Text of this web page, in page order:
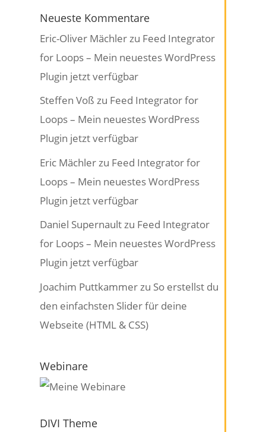
Neueste Kommentare
Eric-Oliver Mächlerzu Feed Integrator
for Loops – Mein neuestes WordPress
Plugin jetzt verfügbar
Steffen Voß zu Feed Integrator for
Loops – Mein neuestes WordPress
Plugin jetzt verfügbar
Eric Mächlerzu Feed Integrator for
Loops – Mein neuestes WordPress
Plugin jetzt verfügbar
Daniel Supernaultzu Feed Integrator
for Loops – Mein neuestes WordPress
Plugin jetzt verfügbar
Joachim Puttkammerzu So erstellst du
den einfachsten Slider für deine
Webseite (HTML & CSS)
Webinare
DIVI Theme